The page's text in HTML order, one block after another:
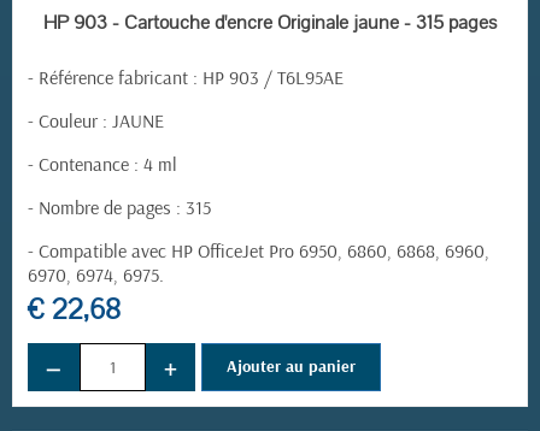
(1 avis)
EN STOCK
HP 903 - Cartouche d'encre Originale jaune - 315 pages
- Référence fabricant : HP 903 / T6L95AE
- Couleur : JAUNE
- Contenance : 4 ml
- Nombre de pages : 315
- Compatible avec HP OfficeJet Pro 6950, 6860, 6868, 6960,
6970, 6974, 6975.
€ 22,68
− + Ajouter au panier